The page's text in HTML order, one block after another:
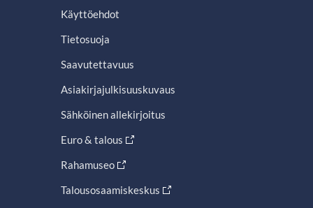
Käyttöehdot
Tietosuoja
Saavutettavuus
Asiakirjajulkisuuskuvaus
Sähköinen allekirjoitus
Euro & talous
Rahamuseo
Talousosaamiskeskus